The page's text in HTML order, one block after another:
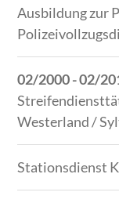
Ausbildung zur
02/2000 - 02/
Westerland /
Stationsdienst